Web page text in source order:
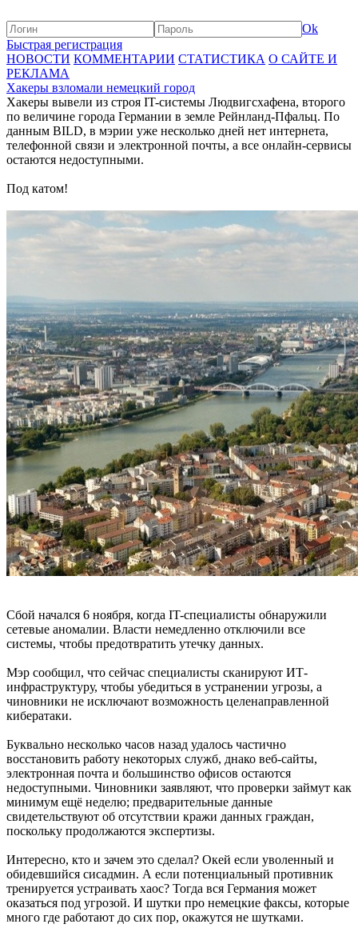
Ok
Быстрая регистрация
НОВОСТИ КОММЕНТАРИИ СТАТИСТИКА О САЙТЕ И
РЕКЛАМА
Хакеры взломали немецкий город
Хакеры вывели из строя IT-системы Людвигсхафена, второго
по величине города Германии в земле Рейнланд-Пфальц. По
данным BILD, в мэрии уже несколько дней нет интернета,
телефонной связи и электронной почты, а все онлайн-сервисы
остаются недоступными.
Под катом!
Сбой начался 6 ноября, когда IT-специалисты обнаружили
сетевые аномалии. Власти немедленно отключили все
системы, чтобы предотвратить утечку данных.
Мэр сообщил, что сейчас специалисты сканируют ИТ-
инфраструктуру, чтобы убедиться в устранении угрозы, а
чиновники не исключают возможность целенаправленной
кибератаки.
Буквально несколько часов назад удалось частично
восстановить работу некоторых служб, днако веб-сайты,
электронная почта и большинство офисов остаются
недоступными. Чиновники заявляют, что проверки займут как
минимум ещё неделю; предварительные данные
свидетельствуют об отсутствии кражи данных граждан,
поскольку продолжаются экспертизы.
Интересно, кто и зачем это сделал? Окей если уволенный и
обидевшийся сисадмин. А если потенциальный противник
тренируется устраивать хаос? Тогда вся Германия может
оказаться под угрозой. И шутки про немецкие факсы, которые
много где работают до сих пор, окажутся не шутками.